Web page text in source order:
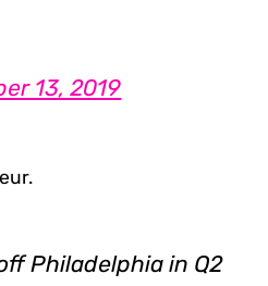
13, 2019
Philadelphia in Q2